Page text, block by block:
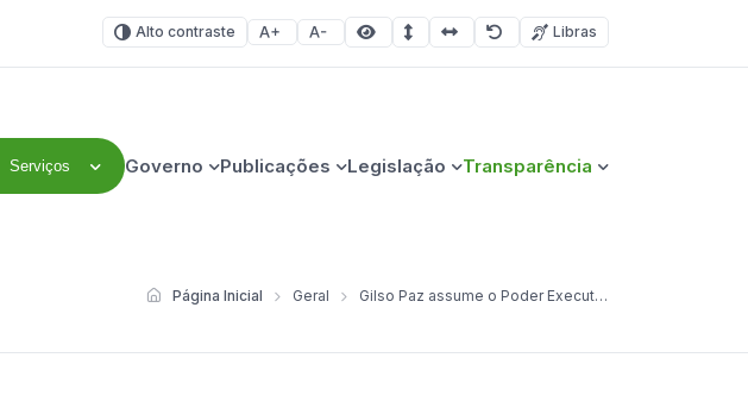
Alto contraste Aumentar fonte
Diminuir fonteÁrea selecionada
Espaçamento de linha
Espaço dos caracteres
RedefinirLibras
Serviços Governo Publicações Legislação Transparência
Página Inicial Geral Gilso Paz assume o Poder Executivo Municipal